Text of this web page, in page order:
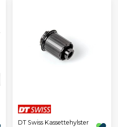
DT Swiss Kassettehylster